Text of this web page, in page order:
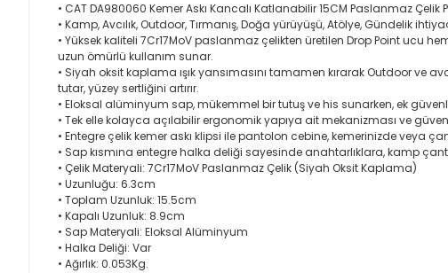
• CAT DA980060 Kemer Askı Kancalı Katlanabilir 15CM Paslanmaz Çelik
• Kamp, Avcılık, Outdoor, Tırmanış, Doğa yürüyüşü, Atölye, Gündelik
• Yüksek kaliteli 7Cr17MoV paslanmaz çelikten üretilen Drop Point ucu
uzun ömürlü kullanım sunar.
• Siyah oksit kaplama ışık yansımasını tamamen kırarak Outdoor ve
tutar, yüzey sertliğini artırır.
• Eloksal alüminyum sap, mükemmel bir tutuş ve his sunarken, ek
• Tek elle kolayca açılabilir ergonomik yapıya ait mekanizması ve
• Entegre çelik kemer askı klipsi ile pantolon cebine, kemerinizde veya
• Sap kısmına entegre halka deliği sayesinde anahtarlıklara, kamp
• Çelik Materyali: 7Cr17MoV Paslanmaz Çelik (Siyah Oksit Kaplama)
• Uzunluğu: 6.3cm
• Toplam Uzunluk: 15.5cm
• Kapalı Uzunluk: 8.9cm
• Sap Materyali: Eloksal Alüminyum
• Halka Deliği: Var
• Ağırlık: 0.053Kg.